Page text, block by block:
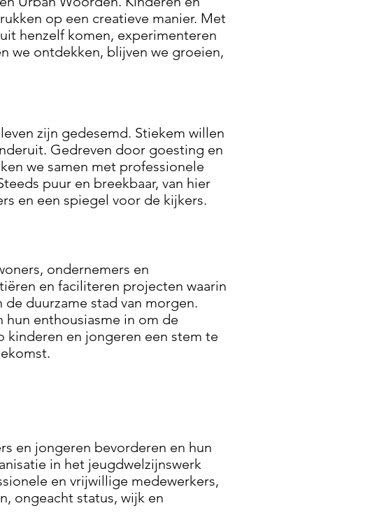
op een creatieve manier. Met
henzelf komen, experimenteren
we ontdekken, blijven we groeien,
zijn gedesemd. Stiekem willen
Gedreven door goesting en
we samen met professionele
puur en breekbaar, van hier
en een spiegel voor de kijkers.
ondernemers en
en faciliteren projecten waarin
duurzame stad van morgen.
hun enthousiasme in om de
kinderen en jongeren een stem te
en jongeren bevorderen en hun
in het jeugdwelzijnswerk
en vrijwillige medewerkers,
ongeacht status, wijk en